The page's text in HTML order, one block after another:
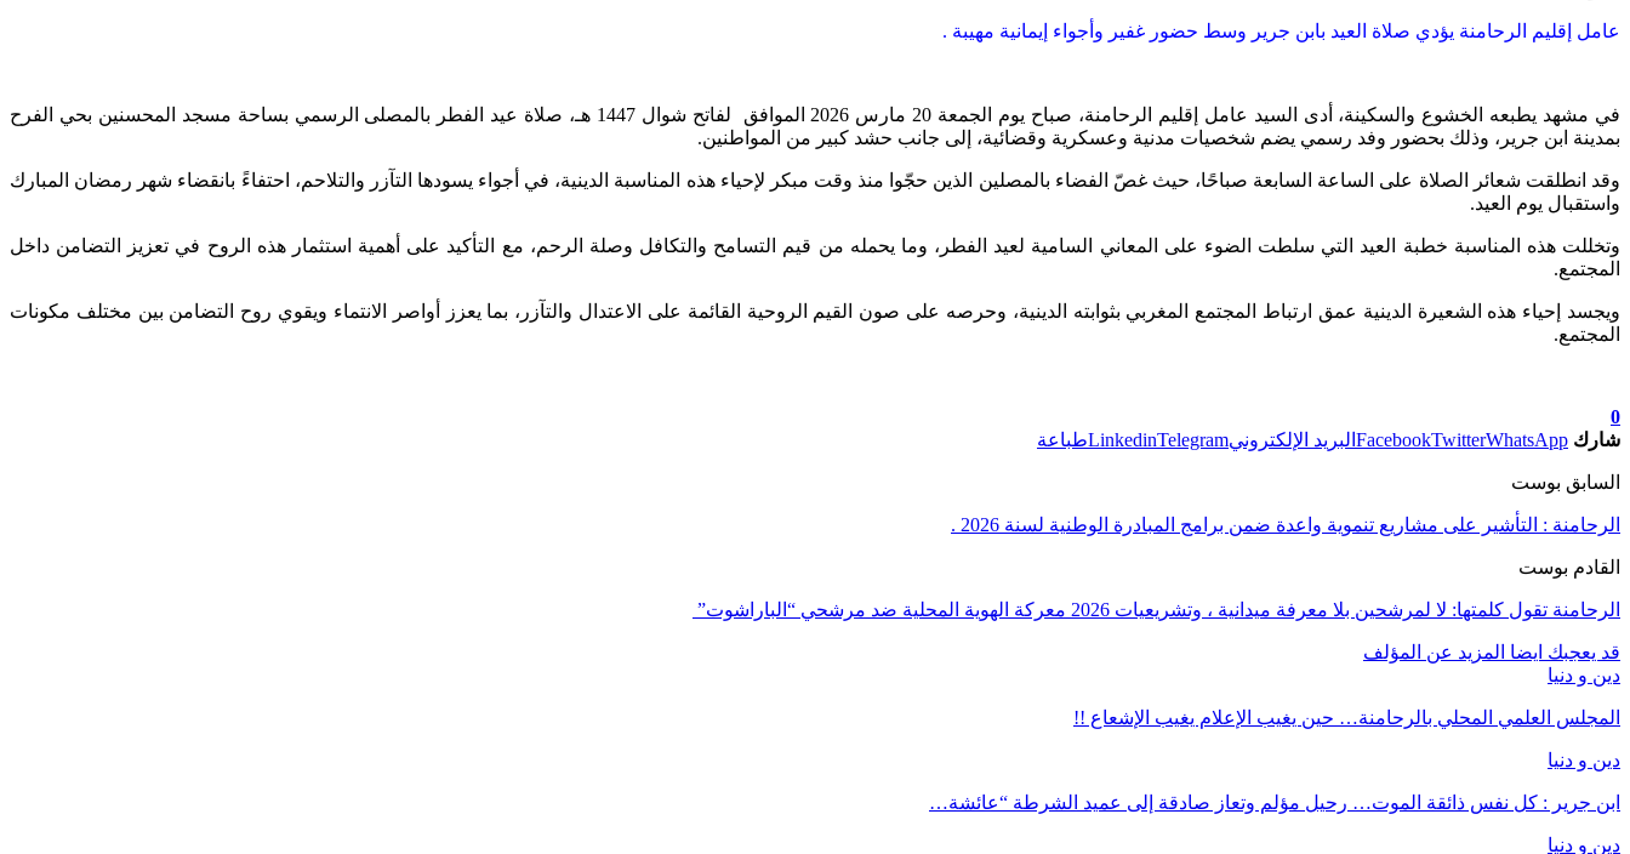
عامل إقليم الرحامنة يؤدي صلاة العيد بابن جرير وسط حضور غفير وأجواء إيمانية مهيبة .
في مشهد يطبعه الخشوع والسكينة، أدى السيد عامل إقليم الرحامنة، صباح يوم الجمعة 20 مارس 2026 الموافق لفاتح شوال 1447 هـ، صلاة عيد الفطر بالمصلى الرسمي بساحة مسجد المحسنين بحي الفرح
بمدينة ابن جرير، وذلك بحضور وفد رسمي يضم شخصيات مدنية وعسكرية وقضائية، إلى جانب حشد كبير من المواطنين.
وقد انطلقت شعائر الصلاة على الساعة السابعة صباحًا، حيث غصّ الفضاء بالمصلين الذين حجّوا منذ وقت مبكر لإحياء هذه المناسبة الدينية، في أجواء يسودها التآزر والتلاحم، احتفاءً بانقضاء شهر رمضان المبارك
واستقبال يوم العيد.
وتخللت هذه المناسبة خطبة العيد التي سلطت الضوء على المعاني السامية لعيد الفطر، وما يحمله من قيم التسامح والتكافل وصلة الرحم، مع التأكيد على أهمية استثمار هذه الروح في تعزيز التضامن داخل
المجتمع.
ويجسد إحياء هذه الشعيرة الدينية عمق ارتباط المجتمع المغربي بثوابته الدينية، وحرصه على صون القيم الروحية القائمة على الاعتدال والتآزر، بما يعزز أواصر الانتماء ويقوي روح التضامن بين مختلف مكونات
المجتمع.
0
شارك
FacebookTwitterWhatsApp البريد الإلكتروني LinkedinTelegram طباعة
السابق بوست
الرحامنة : التأشير على مشاريع تنموية واعدة ضمن برامج المبادرة الوطنية لسنة 2026 .
القادم بوست
الرحامنة تقول كلمتها: لا لمرشحين بلا معرفة ميدانية ، وتشريعيات 2026 معركة الهوية المحلية ضد مرشحي “الباراشوت”
قد يعجبك ايضا المزيد عن المؤلف
دين و دنيا
المجلس العلمي المحلي بالرحامنة… حين يغيب الإعلام يغيب الإشعاع !!
دين و دنيا
ابن جرير : كل نفس ذائقة الموت… رحيل مؤلم وتعاز صادقة إلى عميد الشرطة “عائشة…
دين و دنيا